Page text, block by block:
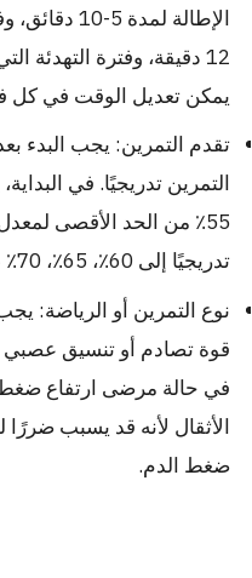
الإطالة
يمكن تعديل الوقت في كل
تقدم التمرين: يجب البدء
التمرين تدريجيًا. في
55٪ من الحد الأقصى
تدريجيًا إلى 60٪، 65٪، 70٪ على التوالي.
نوع التمرين أو الرياضة:
قوة تصادم أو تنسيق عصبي
في حالة مرضى ارتفاع
الأثقال لأنه قد يسبب ضررًا
ضغط الدم.